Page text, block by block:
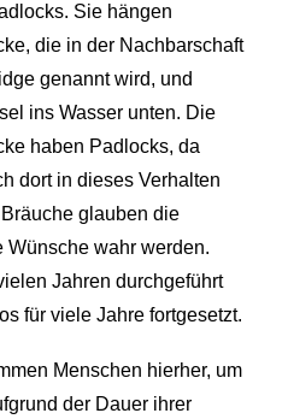
Sie hängen
die in der Nachbarschaft
genannt wird, und
ins Wasser unten. Die
haben Padlocks, da
dort in dieses Verhalten
glauben die
Wünsche wahr werden.
Jahren durchgeführt
für viele Jahre fortgesetzt.
Menschen hierher, um
der Dauer ihrer